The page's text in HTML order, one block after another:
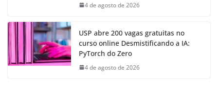
4 de agosto de 2026
USP abre 200 vagas gratuitas no
curso online Desmistificando a IA:
PyTorch do Zero
4 de agosto de 2026